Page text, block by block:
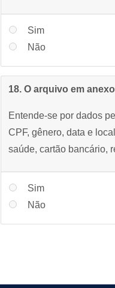
Sim
Não
18. O arquivo em
Entende-se por dados
CPF, gênero, data e
saúde, cartão bancário,
Sim
Não